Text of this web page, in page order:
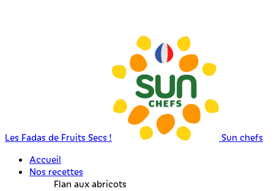
Les Fadas de Fruits Secs !
Sun chefs
Accueil
Nos recettes
Flan aux abricots